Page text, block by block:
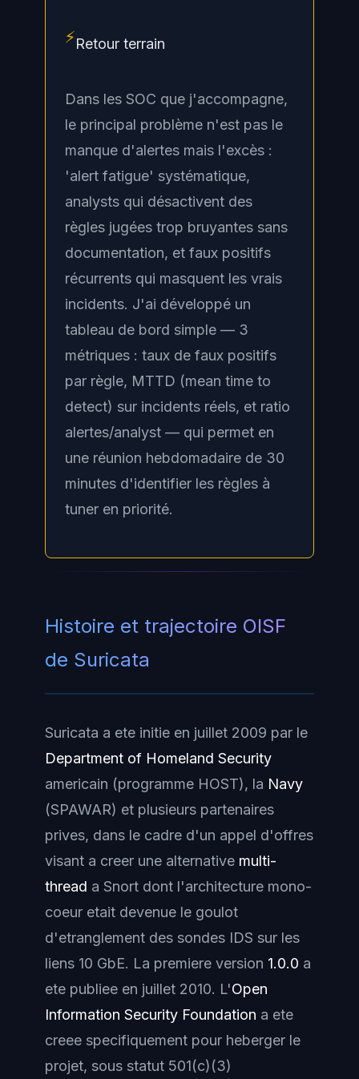
⚡Retour terrain
Dans les SOC que j'accompagne,
le principal problème n'est pas le
manque d'alertes mais l'excès :
'alert fatigue' systématique,
analysts qui désactivent des
règles jugées trop bruyantes sans
documentation, et faux positifs
récurrents qui masquent les vrais
incidents. J'ai développé un
tableau de bord simple — 3
métriques : taux de faux positifs
par règle, MTTD (mean time to
detect) sur incidents réels, et ratio
alertes/analyst — qui permet en
une réunion hebdomadaire de 30
minutes d'identifier les règles à
tuner en priorité.
Histoire et trajectoire OISF
de Suricata
Suricata a ete initie en juillet 2009 par le
Department of Homeland Security
americain (programme HOST), la Navy
(SPAWAR) et plusieurs partenaires
prives, dans le cadre d'un appel d'offres
visant a creer une alternative multi-
thread a Snort dont l'architecture mono-
coeur etait devenue le goulot
d'etranglement des sondes IDS sur les
liens 10 GbE. La premiere version 1.0.0 a
ete publiee en juillet 2010. L'Open
Information Security Foundation a ete
creee specifiquement pour heberger le
projet, sous statut 501(c)(3)